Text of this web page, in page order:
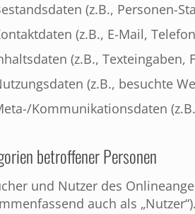
(z.B., Personen-
(z.B., E-Mail,
(z.B., Texteingaben,
(z.B., besuchte
Kommunikationsdaten
betroffener Personen
und Nutzer des
auch als „Nutzer“).